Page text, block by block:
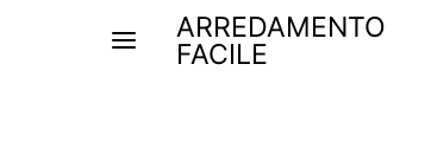
ARREDAMENTO
FACILE